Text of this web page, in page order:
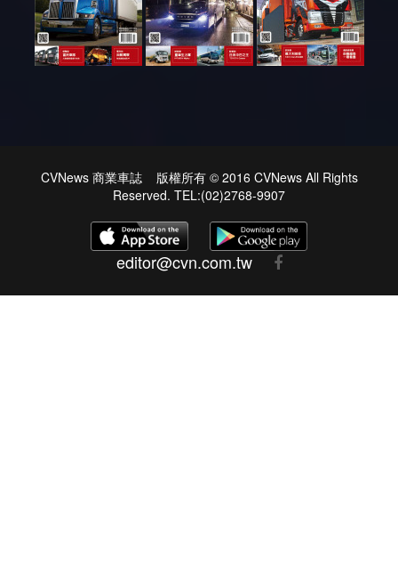
CVNews 商業車誌 版權所有 © 2016 CVNews All Rights
Reserved. TEL:(02)2768-9907
editor@cvn.com.tw